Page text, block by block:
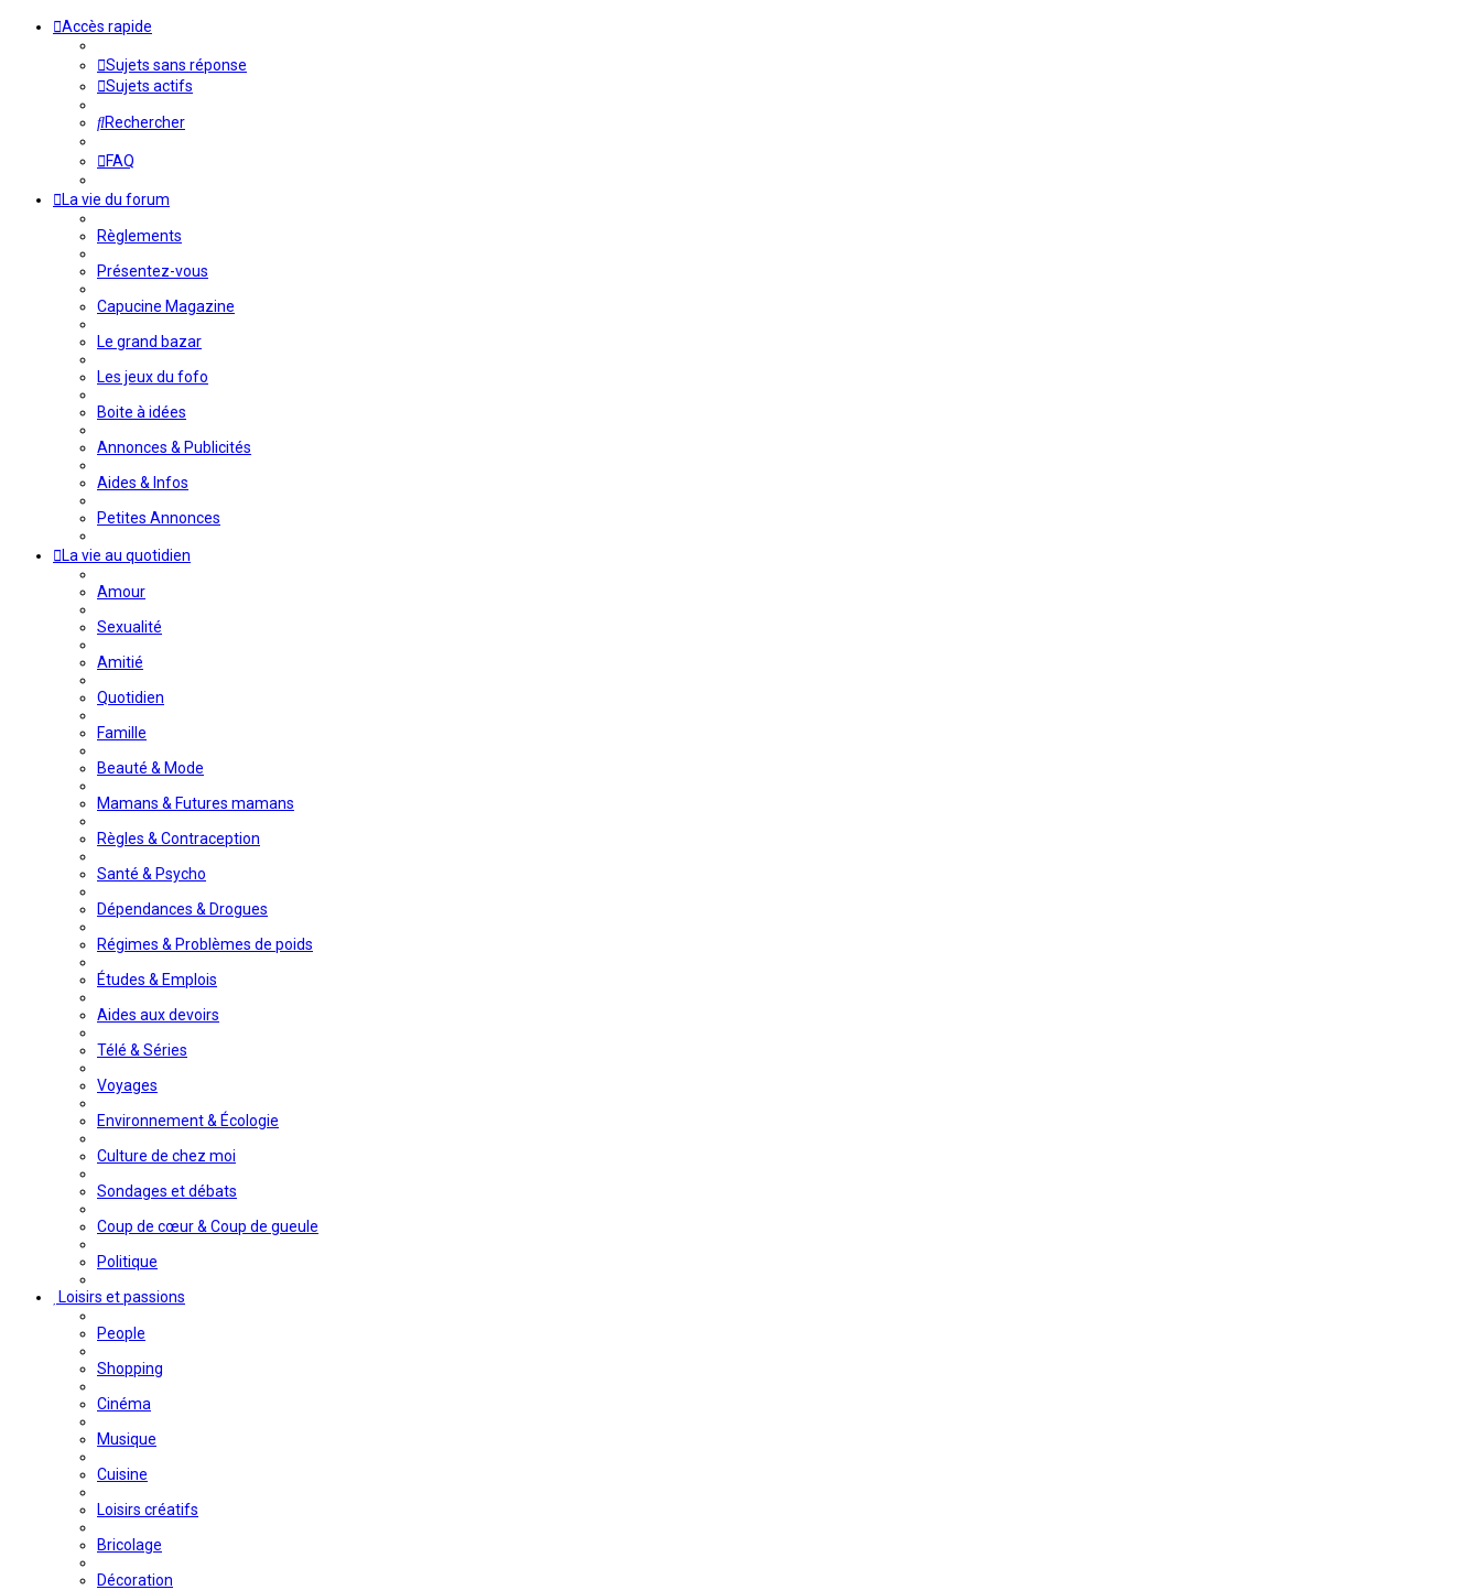
Accès rapide
Sujets sans réponse
Sujets actifs
Rechercher
FAQ
La vie du forum
Règlements
Présentez-vous
Capucine Magazine
Le grand bazar
Les jeux du fofo
Boite à idées
Annonces & Publicités
Aides & Infos
Petites Annonces
La vie au quotidien
Amour
Sexualité
Amitié
Quotidien
Famille
Beauté & Mode
Mamans & Futures mamans
Règles & Contraception
Santé & Psycho
Dépendances & Drogues
Régimes & Problèmes de poids
Études & Emplois
Aides aux devoirs
Télé & Séries
Voyages
Environnement & Écologie
Culture de chez moi
Sondages et débats
Coup de cœur & Coup de gueule
Politique
Loisirs et passions
People
Shopping
Cinéma
Musique
Cuisine
Loisirs créatifs
Bricolage
Décoration